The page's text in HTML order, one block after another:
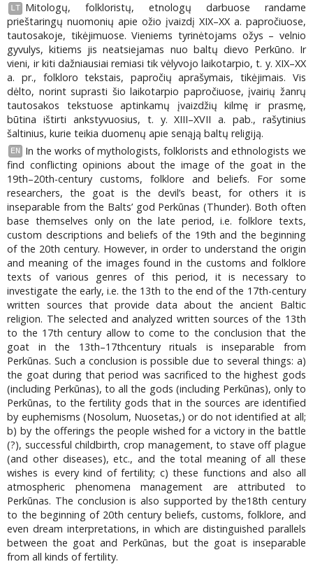
LT
Mitologų, folkloristų, etnologų darbuose randame
prieštaringų nuomonių apie ožio įvaizdį XIX–XX a. papročiuose,
tautosakoje, tikėjimuose. Vieniems tyrinėtojams ožys – velnio
gyvulys, kitiems jis neatsiejamas nuo baltų dievo Perkūno. Ir
vieni, ir kiti dažniausiai remiasi tik vėlyvojo laikotarpio, t. y. XIX–XX
a. pr., folkloro tekstais, papročių aprašymais, tikėjimais. Vis
dėlto, norint suprasti šio laikotarpio papročiuose, įvairių žanrų
tautosakos tekstuose aptinkamų įvaizdžių kilmę ir prasmę,
būtina ištirti ankstyvuosius, t. y. XIII–XVII a. pab., rašytinius
šaltinius, kurie teikia duomenų apie senąją baltų religiją.
EN
In the works of mythologists, folklorists and ethnologists we
find conflicting opinions about the image of the goat in the
19th–20th-century customs, folklore and beliefs. For some
researchers, the goat is the devil’s beast, for others it is
inseparable from the Balts’ god Perkūnas (Thunder). Both often
base themselves only on the late period, i.e. folklore texts,
custom descriptions and beliefs of the 19th and the beginning
of the 20th century. However, in order to understand the origin
and meaning of the images found in the customs and folklore
texts of various genres of this period, it is necessary to
investigate the early, i.e. the 13th to the end of the 17th-century
written sources that provide data about the ancient Baltic
religion. The selected and analyzed written sources of the 13th
to the 17th century allow to come to the conclusion that the
goat in the 13th–17thcentury rituals is inseparable from
Perkūnas. Such a conclusion is possible due to several things: a)
the goat during that period was sacrificed to the highest gods
(including Perkūnas), to all the gods (including Perkūnas), only to
Perkūnas, to the fertility gods that in the sources are identified
by euphemisms (Nosolum, Nuosetas,) or do not identified at all;
b) by the offerings the people wished for a victory in the battle
(?), successful childbirth, crop management, to stave off plague
(and other diseases), etc., and the total meaning of all these
wishes is every kind of fertility; c) these functions and also all
atmospheric phenomena management are attributed to
Perkūnas. The conclusion is also supported by the18th century
to the beginning of 20th century beliefs, customs, folklore, and
even dream interpretations, in which are distinguished parallels
between the goat and Perkūnas, but the goat is inseparable
from all kinds of fertility.